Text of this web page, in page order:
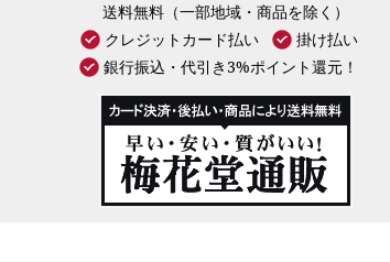
送料無料（一部地域・商品を除く）
クレジットカード払い
掛け払い
銀行振込・代引き3%ポイント還元！